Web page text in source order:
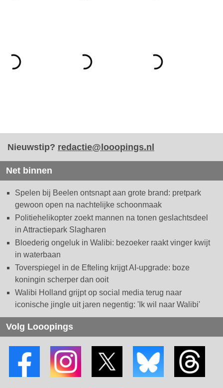
Nieuwstip? redactie@looopings.nl
Net binnen
Spelen bij Beelen ontsnapt aan grote brand: pretpark
gewoon open na nachtelijke schoonmaak
Politiehelikopter zoekt mannen na tonen geslachtsdeel
in Attractiepark Slagharen
Bloederig ongeluk in Walibi: bezoeker raakt vinger kwijt
in waterbaan
Toverspiegel in de Efteling krijgt AI-upgrade: boze
koningin scherper dan ooit
Walibi Holland grijpt op social media terug naar
iconische jingle uit jaren negentig: 'Ik wil naar Walibi'
Volg Looopings